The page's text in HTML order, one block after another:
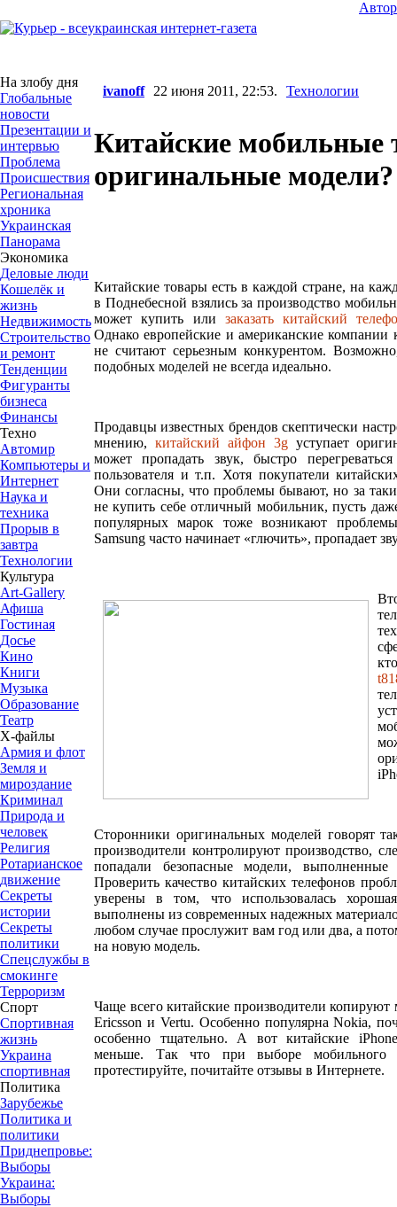
На злобу дня
Глобальные
новости
Презентации и
интервью
Проблема
Происшествия
Региональная
хроника
Украинская
Панорама
Экономика
Деловые люди
Кошелёк и
жизнь
Недвижимость
Строительство
и ремонт
Тенденции
Фигуранты
бизнеса
Финансы
Техно
Автомир
Компьютеры и
Интернет
Наука и
техника
Прорыв в
завтра
Технологии
Культура
Art-Gallery
Афиша
Гостиная
Досье
Кино
Книги
Музыка
Образование
Театр
Х-файлы
Армия и флот
Земля и
мироздание
Криминал
Природа и
человек
Религия
Ротарианское
движение
Секреты
истории
Секреты
политики
Спецслужбы в
смокинге
Терроризм
Спорт
Спортивная
жизнь
Украина
спортивная
Политика
Зарубежье
Политика и
политики
Приднепровье:
Выборы
Украина:
Выборы
ivanoff 22 июня 2011, 22:53. Технологии
Китайские мобильные
оригинальные модели?
Китайские товары есть в каждой стране, на
в Поднебесной взялись за производство
может купить или
заказать китайский
Однако европейские и американские компании
не считают серьезным конкурентом.
подобных моделей не всегда идеально.
Продавцы известных брендов скептически
мнению, китайский айфон 3g уступает
может пропадать звук, быстро
пользователя и т.п. Хотя покупатели
Они согласны, что проблемы бывают, но за
не купить себе отличный мобильник, пусть
популярных марок тоже возникают
Samsung часто начинает «глючить», пропадает
Сторонники оригинальных моделей говорят
производители контролируют производство,
попадали безопасные модели, выполненные
Проверить качество китайских телефонов
уверены в том, что использовалась
выполнены из современных надежных
любом случае прослужит вам год или два, а
на новую модель.
Чаще всего китайские производители
Ericsson и Vertu. Особенно популярна Nokia,
особенно тщательно. А вот китайские
меньше. Так что при выборе мобильного
протестируйте, почитайте отзывы в Интернете.